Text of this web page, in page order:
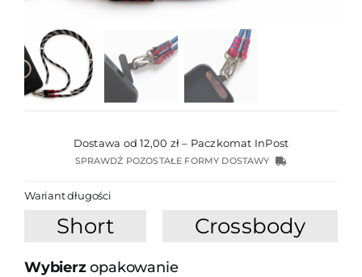
Dostawa od 12,00 zł – Paczkomat InPost
SPRAWDŹ POZOSTAŁE FORMY DOSTAWY
Wariant długości
Short Crossbody
opakowanie